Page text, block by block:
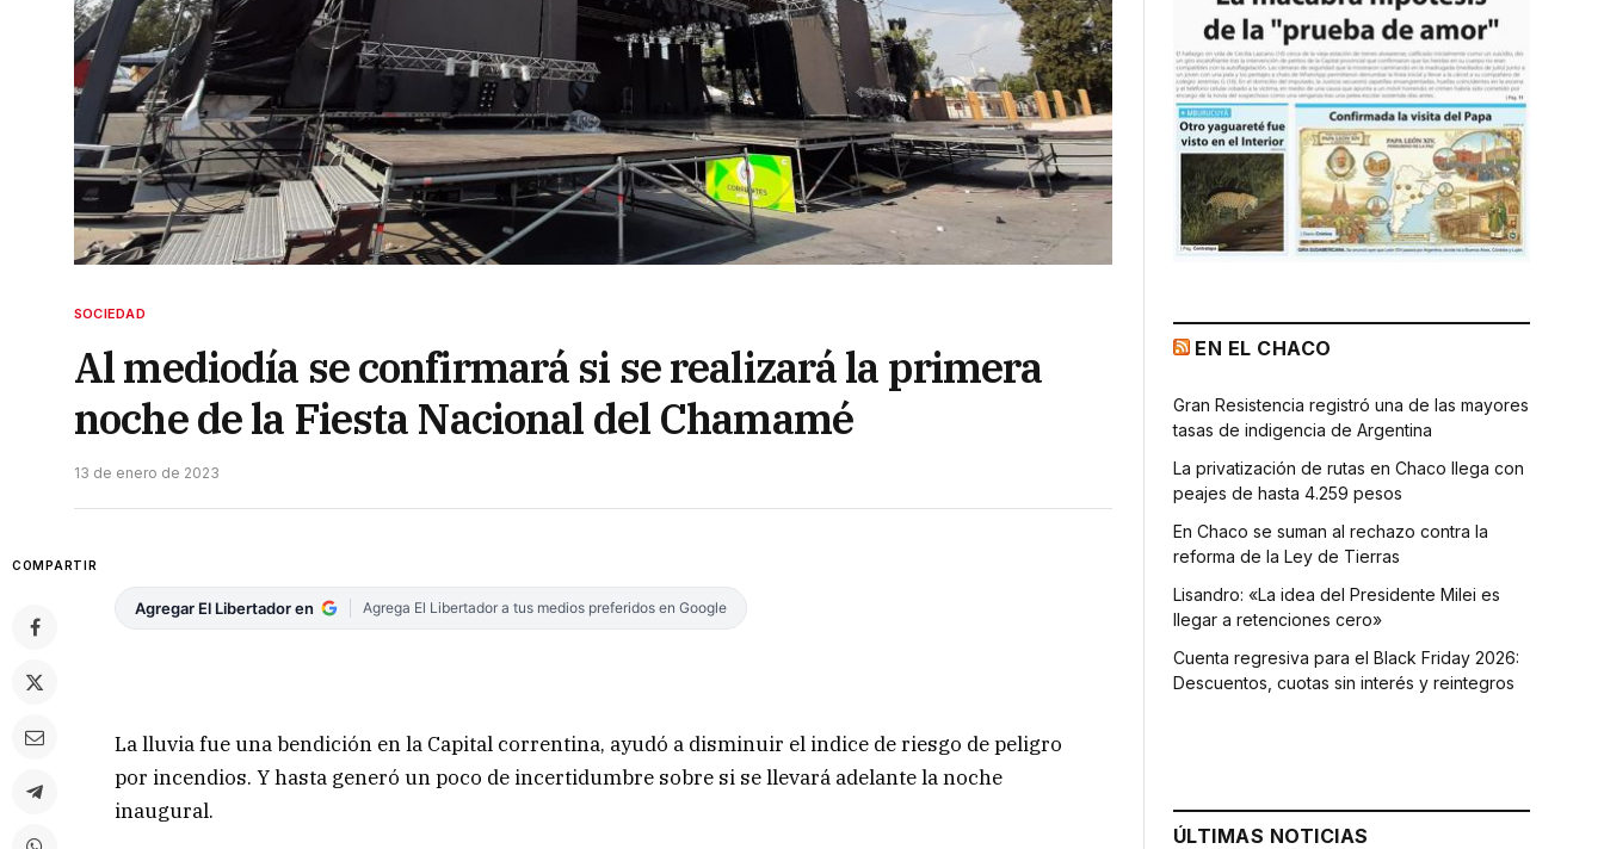
SOCIEDAD
Al mediodía se confirmará si se realizará la primera
noche de la Fiesta Nacional del Chamamé
13 de enero de 2023
COMPARTIR
Agregar El Libertador en Agrega El Libertador a tus medios preferidos en Google
La lluvia fue una bendición en la Capital correntina, ayudó a disminuir el indice de riesgo de peligro
por incendios. Y hasta generó un poco de incertidumbre sobre si se llevará adelante la noche
inaugural.
EN EL CHACO
Gran Resistencia registró una de las mayores
tasas de indigencia de Argentina
La privatización de rutas en Chaco llega con
peajes de hasta 4.259 pesos
En Chaco se suman al rechazo contra la
reforma de la Ley de Tierras
Lisandro: «La idea del Presidente Milei es
llegar a retenciones cero»
Cuenta regresiva para el Black Friday 2026:
Descuentos, cuotas sin interés y reintegros
ÚLTIMAS NOTICIAS